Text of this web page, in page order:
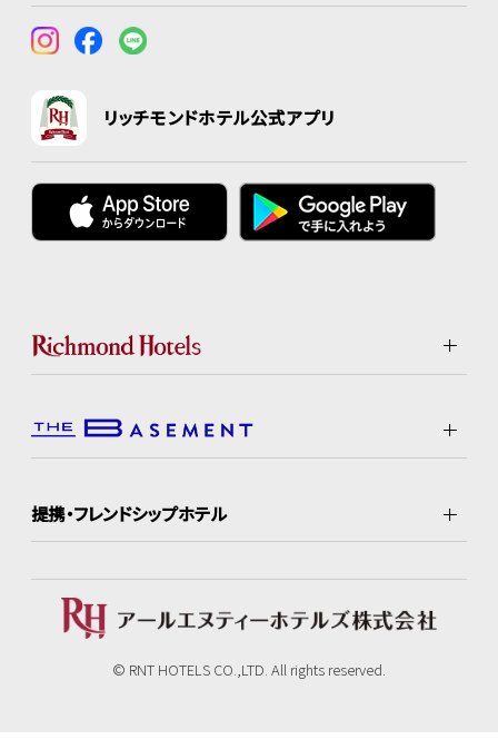
リッチモンドホテル公式アプリ
提携・フレンドシップホテル
© RNT HOTELS CO.,LTD. All rights reserved.